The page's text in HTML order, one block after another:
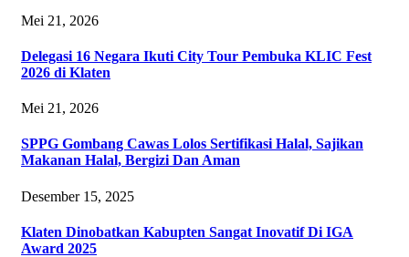
Mei 21, 2026
Delegasi 16 Negara Ikuti City Tour Pembuka KLIC Fest
2026 di Klaten
Mei 21, 2026
SPPG Gombang Cawas Lolos Sertifikasi Halal, Sajikan
Makanan Halal, Bergizi Dan Aman
Desember 15, 2025
Klaten Dinobatkan Kabupten Sangat Inovatif Di IGA
Award 2025